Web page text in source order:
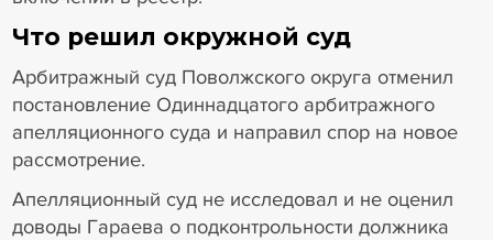
Что решил окружной суд
Арбитражный суд Поволжского округа отменил
постановление Одиннадцатого арбитражного
апелляционного суда и направил спор на новое
рассмотрение.
Апелляционный суд не исследовал и не оценил
доводы Гараева о подконтрольности должника